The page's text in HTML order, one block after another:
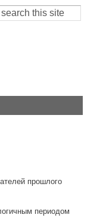
поиска
прошлого
периодом